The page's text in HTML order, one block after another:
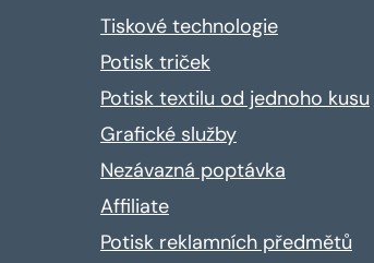
Tiskové technologie
Potisk triček
Potisk textilu od jednoho kusu
Grafické služby
Nezávazná poptávka
Affiliate
Potisk reklamních předmětů